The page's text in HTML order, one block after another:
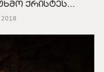
ქრისტეს…
2018